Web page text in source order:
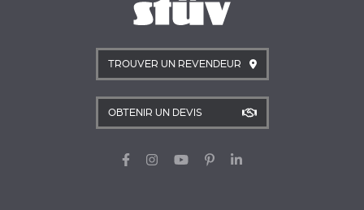
TROUVER UN REVENDEUR
OBTENIR UN DEVIS